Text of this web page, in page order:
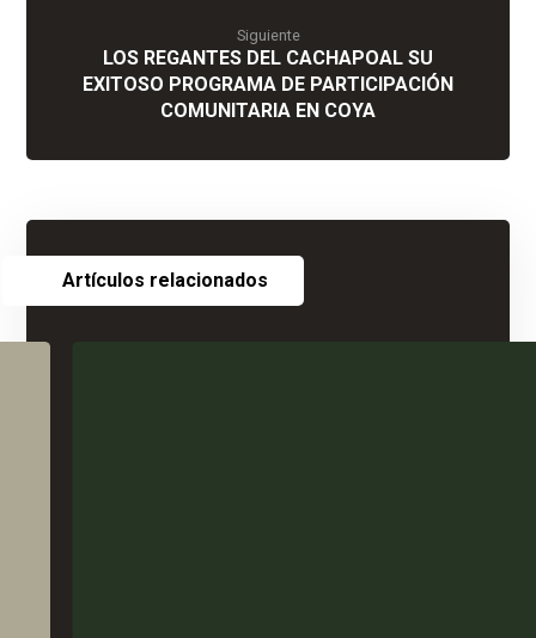
Siguiente
LOS REGANTES DEL CACHAPOAL SU
EXITOSO PROGRAMA DE PARTICIPACIÓN
COMUNITARIA EN COYA
Artículos relacionados